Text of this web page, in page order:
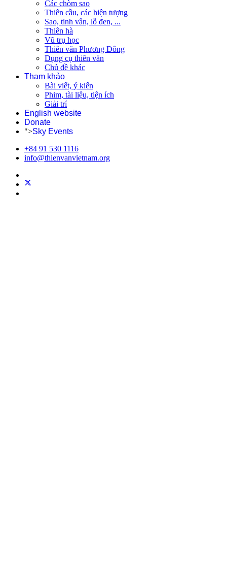
Các chòm sao
Thiên cầu, các hiện tượng
Sao, tinh vân, lỗ đen, ...
Thiên hà
Vũ trụ học
Thiên văn Phương Đông
Dụng cụ thiên văn
Chủ đề khác
Tham khảo
Bài viết, ý kiến
Phim, tài liệu, tiện ích
Giải trí
English website
Donate
">Sky Events
+84 91 530 1116
info@thienvanvietnam.org